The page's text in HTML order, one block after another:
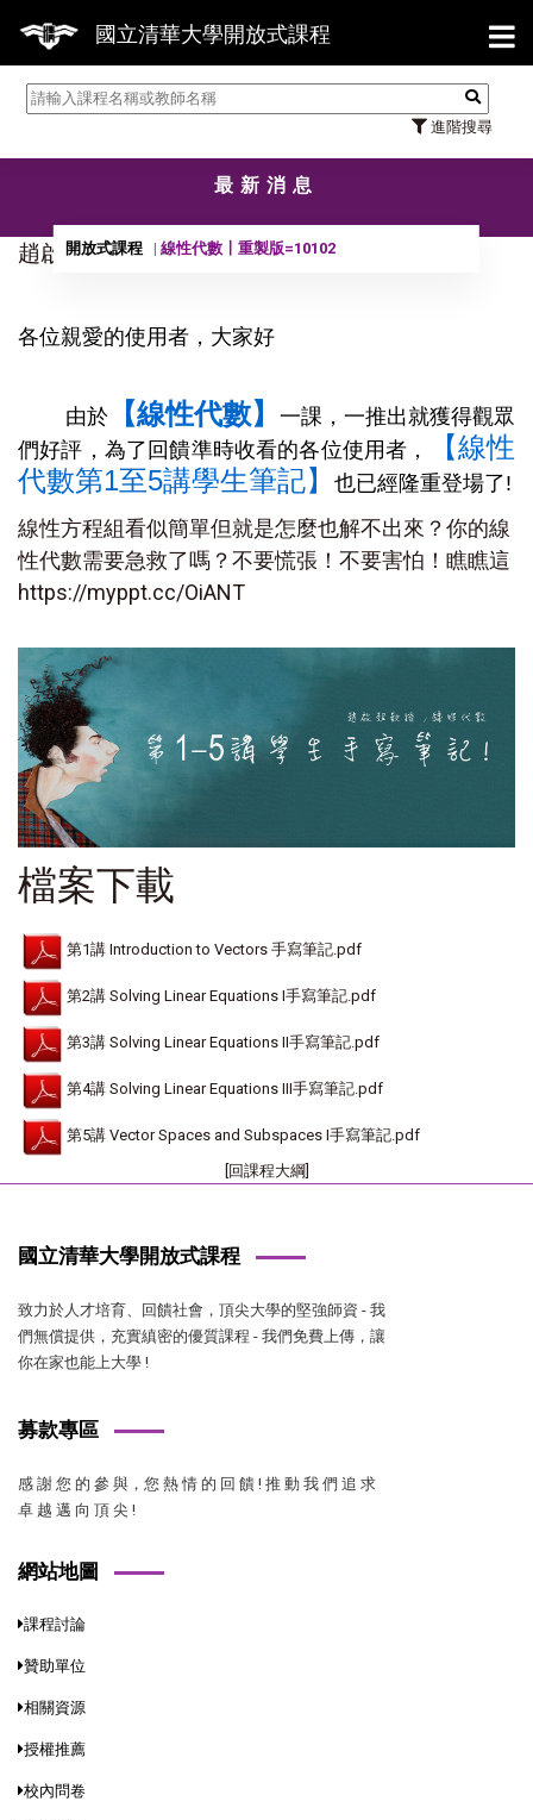
國立清華大學開放式課程
進階搜尋
【
最新消息
開放式課程 線性代數〡重製版=10102
趙啟超教授線性代數第1至5講筆記!
各位親愛的使用者，大家好
由於 【線性代數】
一課，一推出就獲得觀眾
們好評，為了回饋準時收看的各位使用者，
【線性
代數第1至5講學生筆記】
也已經隆重登場了!
線性方程組看似簡單但就是怎麼也解不出來？你的線
性代數需要急救了嗎？不要慌張！不要害怕！瞧瞧這
https://myppt.cc/OiANT
檔案下載
第1講 Introduction to Vectors 手寫筆記.pdf
第2講 Solving Linear Equations I手寫筆記.pdf
第3講 Solving Linear Equations II手寫筆記.pdf
第4講 Solving Linear Equations III手寫筆記.pdf
第5講 Vector Spaces and Subspaces I手寫筆記.pdf
[回課程大綱]
國立清華大學開放式課程
致力於人才培育、回饋社會，頂尖大學的堅強師資 - 我
們無償提供，充實縝密的優質課程 - 我們免費上傳，讓
你在家也能上大學 !
募款專區
感 謝 您 的 參 與，您 熱 情 的 回 饋 ! 推 動 我 們 追 求
卓 越 邁 向 頂 尖 !
網站地圖
課程討論
贊助單位
相關資源
授權推薦
校內問卷